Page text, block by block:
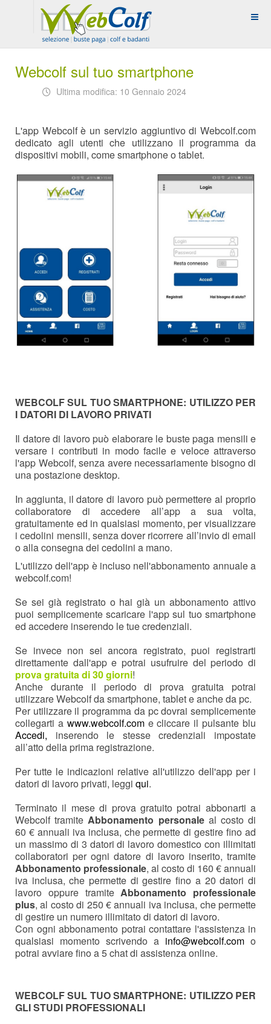
Webcolf sul tuo smartphone
Ultima modifica: 10 Gennaio 2024
L'app Webcolf è un servizio aggiuntivo di Webcolf.com
dedicato agli utenti che utilizzano il programma da
dispositivi mobili, come smartphone o tablet.
WEBCOLF SUL TUO SMARTPHONE: UTILIZZO PER
I DATORI DI LAVORO PRIVATI
Il datore di lavoro può elaborare le buste paga mensili e
versare i contributi in modo facile e veloce attraverso
l'app Webcolf, senza avere necessariamente bisogno di
una postazione desktop.
In aggiunta, il datore di lavoro può permettere al proprio
collaboratore di accedere all’app a sua volta,
gratuitamente ed in qualsiasi momento, per visualizzare
i cedolini mensili, senza dover ricorrere all’invio di email
o alla consegna dei cedolini a mano.
L'utilizzo dell'app è incluso nell'abbonamento annuale a
webcolf.com!
Se sei già registrato o hai già un abbonamento attivo
puoi semplicemente scaricare l'app sul tuo smartphone
ed accedere inserendo le tue credenziali.
Se invece non sei ancora registrato, puoi registrarti
direttamente dall'app e potrai usufruire del periodo di
prova gratuita di 30 giorni!
Anche durante il periodo di prova gratuita potrai
utilizzare Webcolf da smartphone, tablet e anche da pc.
Per utilizzare il programma da pc dovrai semplicemente
collegarti a www.webcolf.come cliccare il pulsante blu
Accedi, inserendo le stesse credenziali impostate
all’atto della prima registrazione.
Per tutte le indicazioni relative all'utilizzo dell'app per i
datori di lavoro privati, leggi qui.
Terminato il mese di prova gratuito potrai abbonarti a
Webcolf tramiteAbbonamento personaleal costo di
60 € annuali iva inclusa, che permette di gestire fino ad
un massimo di 3 datori di lavoro domestico con illimitati
collaboratori per ogni datore di lavoro inserito, tramite
Abbonamento professionale, al costo di 160 € annuali
iva inclusa, che permette di gestire fino a 20 datori di
lavoro oppure tramiteAbbonamento professionale
plus, al costo di 250 € annuali iva inclusa, che permette
di gestire un numero illimitato di datori di lavoro.
Con ogni abbonamento potrai contattare l'assistenza in
qualsiasi momento scrivendo a info@webcolf.com o
potrai avviare fino a 5 chat di assistenza online.
WEBCOLF SUL TUO SMARTPHONE: UTILIZZO PER
GLI STUDI PROFESSIONALI